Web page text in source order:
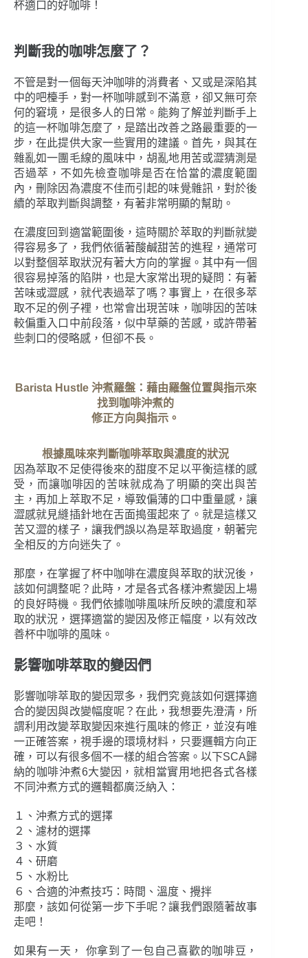
杯適口的好咖啡！
判斷我的咖啡怎麼了？
不管是對一個每天沖咖啡的消費者、又或是深陷其
中的吧檯手，對一杯咖啡感到不滿意，卻又無可奈
何的窘境，是很多人的日常。能夠了解並判斷手上
的這一杯咖啡怎麼了，是踏出改善之路最重要的一
步，在此提供大家一些實用的建議。首先，與其在
雜亂如一團毛線的風味中，胡亂地用苦或澀猜測是
否過萃，不如先檢查咖啡是否在恰當的濃度範圍
內，刪除因為濃度不佳而引起的味覺雜訊，對於後
續的萃取判斷與調整，有著非常明顯的幫助。
在濃度回到適當範圍後，這時關於萃取的判斷就變
得容易多了，我們依循著酸鹹甜苦的進程，通常可
以對整個萃取狀況有著大方向的掌握。其中有一個
很容易掉落的陷阱，也是大家常出現的疑問：有著
苦味或澀感，就代表過萃了嗎？事實上，在很多萃
取不足的例子裡，也常會出現苦味，咖啡因的苦味
較偏重入口中前段落，似中草藥的苦感，或許帶著
些刺口的侵略感，但卻不長。
Barista Hustle 沖煮羅盤：藉由羅盤位置與指示來
找到咖啡沖煮的
修正方向與指示。
根據風味來判斷咖啡萃取與濃度的狀況
因為萃取不足使得後來的甜度不足以平衡這樣的感
受，而讓咖啡因的苦味就成為了明顯的突出與苦
主，再加上萃取不足，導致偏薄的口中重量感，讓
澀感就見縫插針地在舌面搗蛋起來了。就是這樣又
苦又澀的樣子，讓我們誤以為是萃取過度，朝著完
全相反的方向迷失了。
那麼，在掌握了杯中咖啡在濃度與萃取的狀況後，
該如何調整呢？此時，才是各式各樣沖煮變因上場
的良好時機。我們依據咖啡風味所反映的濃度和萃
取的狀況，選擇適當的變因及修正幅度，以有效改
善杯中咖啡的風味。
影響咖啡萃取的變因們
影響咖啡萃取的變因眾多，我們究竟該如何選擇適
合的變因與改變幅度呢？在此，我想要先澄清，所
謂利用改變萃取變因來進行風味的修正，並沒有唯
一正確答案，視手邊的環境材料，只要邏輯方向正
確，可以有很多個不一樣的組合答案。以下SCA歸
納的咖啡沖煮6大變因，就相當實用地把各式各樣
不同沖煮方式的邏輯都廣泛納入：
１、沖煮方式的選擇
２、濾材的選擇
３、水質
４、研磨
５、水粉比
６、合適的沖煮技巧：時間、溫度、攪拌
那麼，該如何從第一步下手呢？讓我們跟隨著故事
走吧！
如果有一天， 你拿到了一包自己喜歡的咖啡豆，